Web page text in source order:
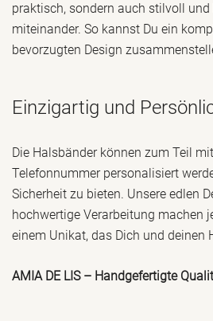
praktisch, sondern auch stilvoll
miteinander. So kannst Du ein
bevorzugten Design
Einzigartig und
Die Halsbänder können zum Teil
Telefonnummer personalisiert
Sicherheit zu bieten. Unsere edlen
hochwertige Verarbeitung machen
einem Unikat, das Dich und deinen
AMIA DE LIS – Handgefertigte